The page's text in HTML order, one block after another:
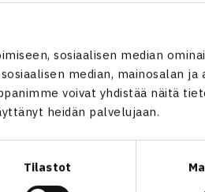
sosiaalisen median
median, mainosalan ja
voivat yhdistää näitä
heidän palvelujaan.
Tilastot